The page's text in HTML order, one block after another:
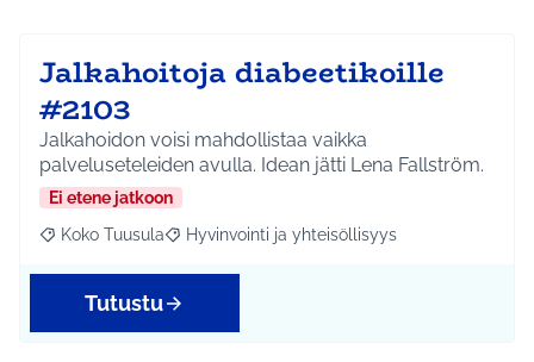
Jalkahoitoja diabeetikoille
#2103
Jalkahoidon voisi mahdollistaa vaikka
palveluseteleiden avulla. Idean jätti Lena Fallström.
Ei etene jatkoon
Rajaa tulokset aihepiirin mukaan: Koko Tuusula
Koko Tuusula Rajaa tulokset teeman mukaan: Hyvinvointi ja
Hyvinvointi ja yhteisöllisyys
Tutustu